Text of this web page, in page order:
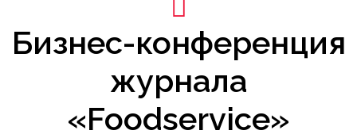
Бизнес-конференция
журнала
«Foodservice»